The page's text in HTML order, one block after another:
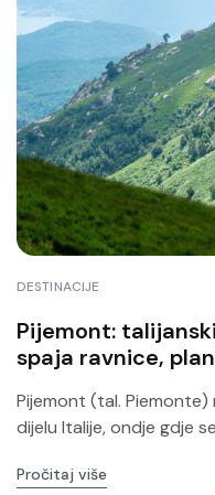
DESTINACIJE
Pijemont:
spaja ravnice,
Pijemont (tal.
dijelu Italije, ondje gdje
Pročitaj više